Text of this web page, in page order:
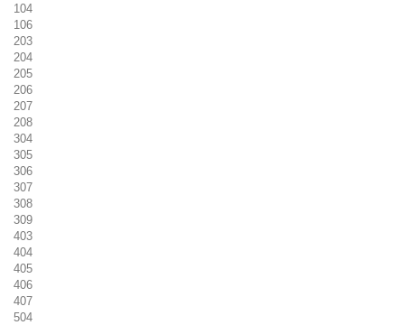
104
106
203
204
205
206
207
208
304
305
306
307
308
309
403
404
405
406
407
504